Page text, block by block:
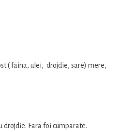
( faina, ulei, drojdie, sare) mere,
drojdie. Fara foi cumparate.